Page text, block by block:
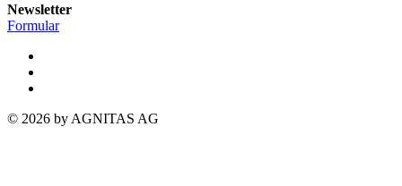
Newsletter
Formular
© 2026 by AGNITAS AG